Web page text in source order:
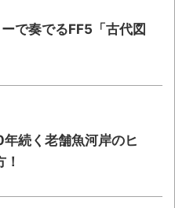
で奏でるFF5「古代図
年続く老舗魚河岸のヒ